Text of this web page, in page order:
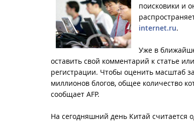
поисковики и
internet.ru.
Уже в
оставить свой комментарий к статье
регистрации. Чтобы оценить масштаб
миллионов блогов, общее количество
сообщает AFP.
На сегодняшний день Китай